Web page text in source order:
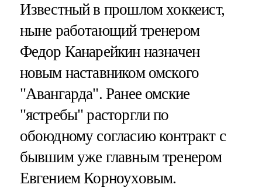
Известный в прошлом хоккеист,
ныне работающий тренером
Федор Канарейкин назначен
новым наставником омского
"Авангарда". Ранее омские
"ястребы" расторгли по
обоюдному согласию контракт с
бывшим уже главным тренером
Евгением Корноуховым.